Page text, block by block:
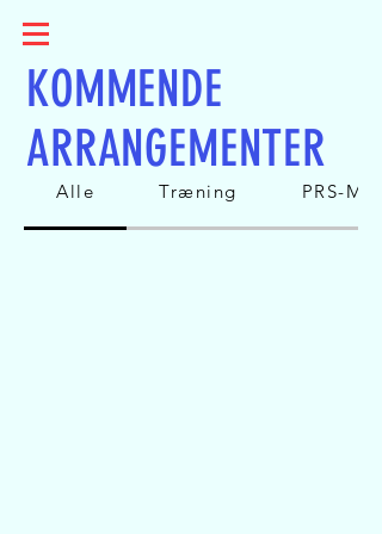
KOMMENDE
ARRANGEMENTER
Alle Træning PRS-